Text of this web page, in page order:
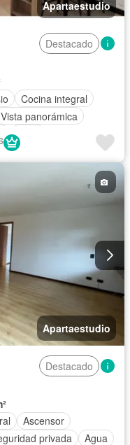
Apartaestudio
Destacado
Cocina integral
Vista panorámica
Agua
Apartaestudio
Destacado
Ascensor
privada Agua